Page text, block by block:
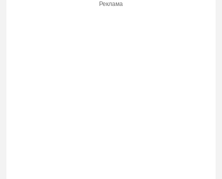
Реклама